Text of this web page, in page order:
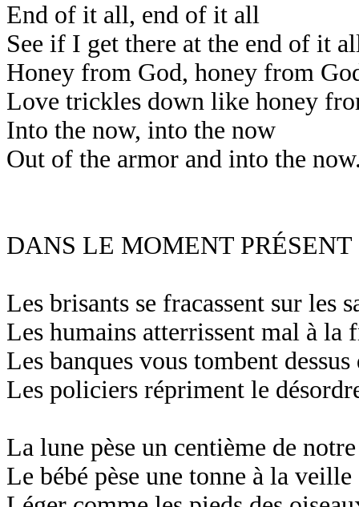
End of it all, end of it all
See if I get there at the end of it
Honey from God, honey from
Love trickles down like honey
Into the now, into the now
Out of the armor and into the
DANS LE MOMENT PRÉSENT
Les brisants se fracassent sur les
Les humains atterrissent mal à la
Les banques vous tombent
Les policiers répriment le
La lune pèse un centième de
Le bébé pèse une tonne à la veille